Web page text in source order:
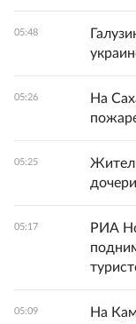
05:48
05:26
На
05:25
05:17
РИА
05:09
На